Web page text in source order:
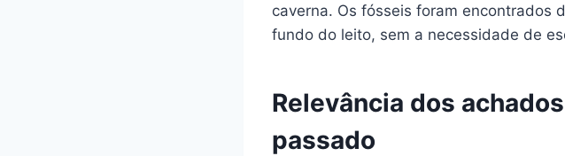
caverna. Os fósseis foram encontrados
fundo do leito, sem a necessidade de
Relevância dos
passado